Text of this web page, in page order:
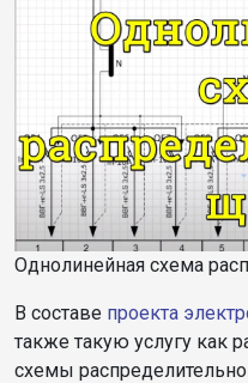
Однолинейная схема
В составе проекта
также такую услугу как
схемы